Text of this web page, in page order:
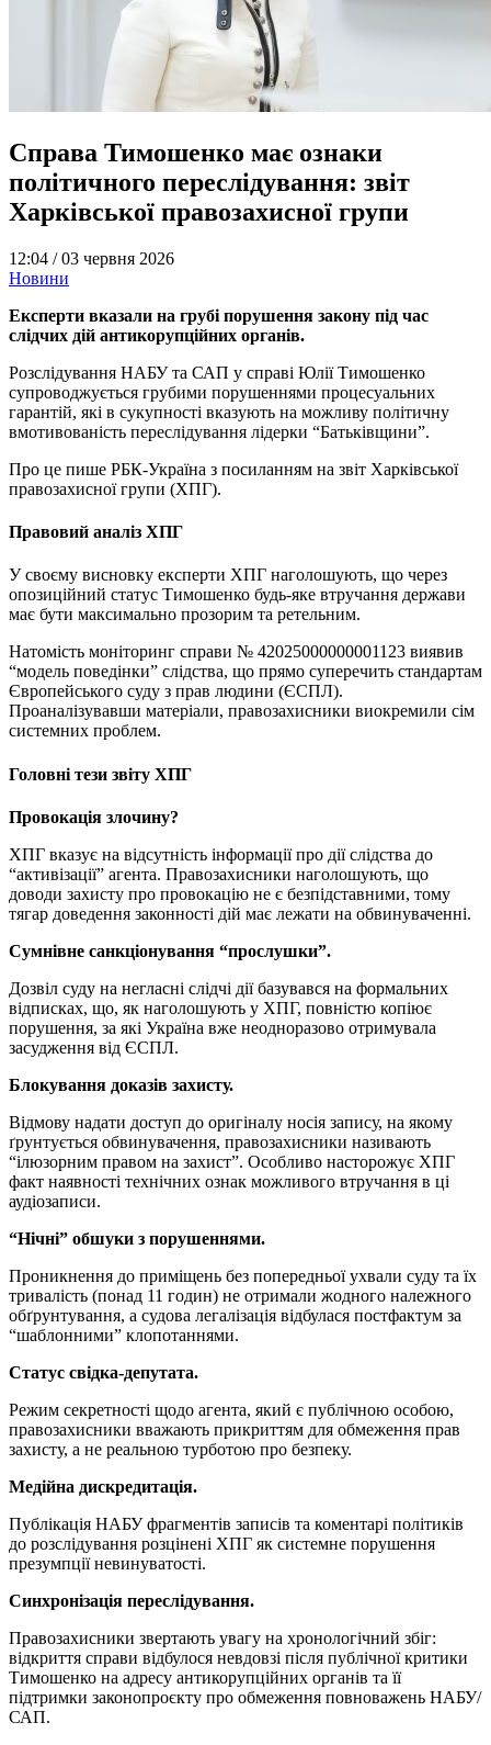
Справа Тимошенко має ознаки
політичного переслідування: звіт
Харківської правозахисної групи
12:04 /03 червня 2026
Новини
Експерти вказали на грубі порушення закону під час
слідчих дій антикорупційних органів.
Розслідування НАБУ та САП у справі Юлії Тимошенко
супроводжується грубими порушеннями процесуальних
гарантій, які в сукупності вказують на можливу політичну
вмотивованість переслідування лідерки “Батьківщини”.
Про це пише РБК-Україна з посиланням на звіт Харківської
правозахисної групи (ХПГ).
Правовий аналіз ХПГ
У своєму висновку експерти ХПГ наголошують, що через
опозиційний статус Тимошенко будь-яке втручання держави
має бути максимально прозорим та ретельним.
Натомість моніторинг справи № 42025000000001123 виявив
“модель поведінки” слідства, що прямо суперечить стандартам
Європейського суду з прав людини (ЄСПЛ).
Проаналізувавши матеріали, правозахисники виокремили сім
системних проблем.
Головні тези звіту ХПГ
Провокація злочину?
ХПГ вказує на відсутність інформації про дії слідства до
“активізації” агента. Правозахисники наголошують, що
доводи захисту про провокацію не є безпідставними, тому
тягар доведення законності дій має лежати на обвинуваченні.
Сумнівне санкціонування “прослушки”.
Дозвіл суду на негласні слідчі дії базувався на формальних
відписках, що, як наголошують у ХПГ, повністю копіює
порушення, за які Україна вже неодноразово отримувала
засудження від ЄСПЛ.
Блокування доказів захисту.
Відмову надати доступ до оригіналу носія запису, на якому
ґрунтується обвинувачення, правозахисники називають
“ілюзорним правом на захист”. Особливо насторожує ХПГ
факт наявності технічних ознак можливого втручання в ці
аудіозаписи.
“Нічні” обшуки з порушеннями.
Проникнення до приміщень без попередньої ухвали суду та їх
тривалість (понад 11 годин) не отримали жодного належного
обґрунтування, а судова легалізація відбулася постфактум за
“шаблонними” клопотаннями.
Статус свідка-депутата.
Режим секретності щодо агента, який є публічною особою,
правозахисники вважають прикриттям для обмеження прав
захисту, а не реальною турботою про безпеку.
Медійна дискредитація.
Публікація НАБУ фрагментів записів та коментарі політиків
до розслідування розцінені ХПГ як системне порушення
презумпції невинуватості.
Синхронізація переслідування.
Правозахисники звертають увагу на хронологічний збіг:
відкриття справи відбулося невдовзі після публічної критики
Тимошенко на адресу антикорупційних органів та її
підтримки законопроєкту про обмеження повноважень НАБУ/
САП.